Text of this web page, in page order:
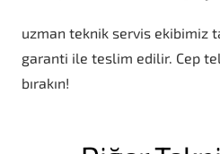
uzman teknik servis ekibimiz
garanti ile teslim edilir. Cep
bırakın!